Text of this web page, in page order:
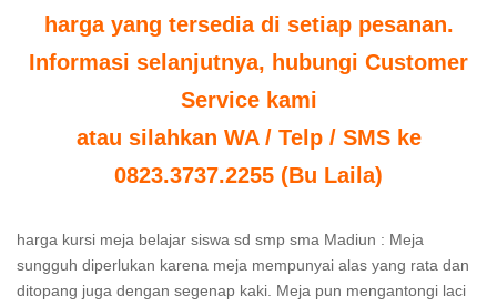
harga yang tersedia di setiap pesanan.
Informasi selanjutnya, hubungi Customer
Service kami
atau silahkan WA / Telp / SMS ke
0823.3737.2255 (Bu Laila)
harga kursi meja belajar siswa sd smp sma Madiun : Meja
sungguh diperlukan karena meja mempunyai alas yang rata dan
ditopang juga dengan segenap kaki. Meja pun mengantongi laci